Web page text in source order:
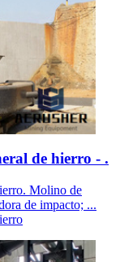
de hierro - .
Molino de
de impacto; ...